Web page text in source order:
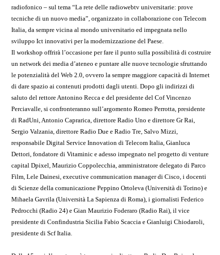
radiofonico – sul tema “La rete delle radiowebtv universitarie: prove
tecniche di un nuovo media”, organizzato in collaborazione con Telecom
Italia, da sempre vicina al mondo universitario ed impegnata nello
sviluppo Ict innovativi per la modernizzazione del Paese.
Il workshop offrirà l’occasione per fare il punto sulla possibilità di costruire
un network dei media d’ateneo e puntare alle nuove tecnologie sfruttando
le potenzialità del Web 2.0, ovvero la sempre maggiore capacità di Internet
di dare spazio ai contenuti prodotti dagli utenti. Dopo gli indirizzi di
saluto del rettore Antonino Recca e del presidente del Cof Vincenzo
Perciavalle, si confronteranno sull’argomento Romeo Perrotta, presidente
di RadUni, Antonio Caprarica, direttore Radio Uno e direttore Gr Rai,
Sergio Valzania, direttore Radio Due e Radio Tre, Salvo Mizzi,
responsabile Digital Service Innovation di Telecom Italia, Gianluca
Dettori, fondatore di Vitaminic e adesso impegnato nel progetto di venture
capital Dpixel, Maurizio Coppolecchia, amministratore delegato di Parco
Film, Lele Dainesi, executive communication manager di Cisco, i docenti
di Scienze della comunicazione Peppino Ortoleva (Università di Torino) e
Mihaela Gavrila (Università La Sapienza di Roma), i giornalisti Federico
Pedrocchi (Radio 24) e Gian Maurizio Foderaro (Radio Rai), il vice
presidente di Confindustria Sicilia Fabio Scaccia e Gianluigi Chiodaroli,
presidente di Scf Italia.